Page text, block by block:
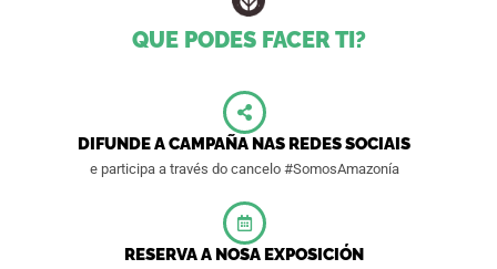
QUE PODES FACER TI?
DIFUNDE A CAMPAÑA NAS REDES SOCIAIS
e participa a través do cancelo #SomosAmazonía
RESERVA A NOSA EXPOSICIÓN